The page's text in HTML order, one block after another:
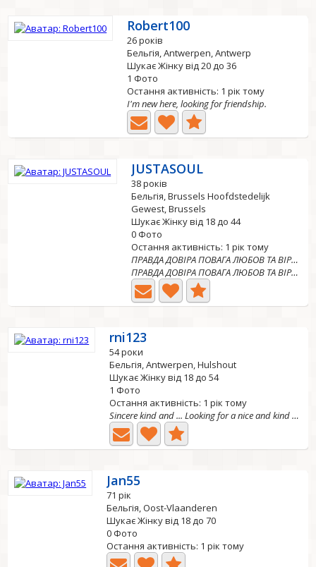
Robert100
26 років
Бельгія, Antwerpen, Antwerp
Шукає Жінку від 20 до 36
1 Фото
Остання активність: 1 рік тому
I'm new here, looking for friendship.
JUSTASOUL
38 років
Бельгія, Brussels Hoofdstedelijk
Gewest, Brussels
Шукає Жінку від 18 до 44
0 Фото
Остання активність: 1 рік тому
ПРАВДА ДОВІРА ПОВАГА ЛЮБОВ ТА ВІРНІСТЬ
ПРАВДА ДОВІРА ПОВАГА ЛЮБОВ ТА ВІРНІСТЬ МОЇ ФОТО КРАЩІ...
rni123
54 роки
Бельгія, Antwerpen, Hulshout
Шукає Жінку від 18 до 54
1 Фото
Остання активність: 1 рік тому
Sincere kind and ... Looking for a nice and kind woman!
Jan55
71 рік
Бельгія, Oost-Vlaanderen
Шукає Жінку від 18 до 70
0 Фото
Остання активність: 1 рік тому